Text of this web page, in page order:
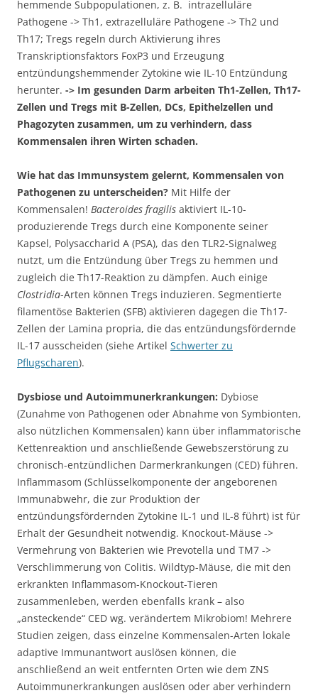
hemmende Subpopulationen, z. B. intrazelluläre
Pathogene -> Th1, extrazelluläre Pathogene -> Th2 und
Th17; Tregs regeln durch Aktivierung ihres
Transkriptionsfaktors FoxP3 und Erzeugung
entzündungshemmender Zytokine wie IL-10 Entzündung
herunter. -> Im gesunden Darm arbeiten Th1-Zellen, Th17-
Zellen und Tregs mit B-Zellen, DCs, Epithelzellen und
Phagozyten zusammen, um zu verhindern, dass
Kommensalen ihren Wirten schaden.
Wie hat das Immunsystem gelernt, Kommensalen von
Pathogenen zu unterscheiden? Mit Hilfe der
Kommensalen! Bacteroides fragilis aktiviert IL-10-
produzierende Tregs durch eine Komponente seiner
Kapsel, Polysaccharid A (PSA), das den TLR2-Signalweg
nutzt, um die Entzündung über Tregs zu hemmen und
zugleich die Th17-Reaktion zu dämpfen. Auch einige
Clostridia-Arten können Tregs induzieren. Segmentierte
filamentöse Bakterien (SFB) aktivieren dagegen die Th17-
Zellen der Lamina propria, die das entzündungsfördernde
IL-17 ausscheiden (siehe Artikel Schwerter zu
Pflugscharen).
Dysbiose und Autoimmunerkrankungen: Dybiose
(Zunahme von Pathogenen oder Abnahme von Symbionten,
also nützlichen Kommensalen) kann über inflammatorische
Kettenreaktion und anschließende Gewebszerstörung zu
chronisch-entzündlichen Darmerkrankungen (CED) führen.
Inflammasom (Schlüsselkomponente der angeborenen
Immunabwehr, die zur Produktion der
entzündungsfördernden Zytokine IL-1 und IL-8 führt) ist für
Erhalt der Gesundheit notwendig. Knockout-Mäuse ->
Vermehrung von Bakterien wie Prevotella und TM7 ->
Verschlimmerung von Colitis. Wildtyp-Mäuse, die mit den
erkrankten Inflammasom-Knockout-Tieren
zusammenleben, werden ebenfalls krank – also
„ansteckende“ CED wg. verändertem Mikrobiom! Mehrere
Studien zeigen, dass einzelne Kommensalen-Arten lokale
adaptive Immunantwort auslösen können, die
anschließend an weit entfernten Orten wie dem ZNS
Autoimmunerkrankungen auslösen oder aber verhindern